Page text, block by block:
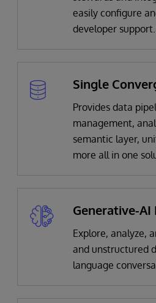
easily configure
developer support​.
Single
Provides data
management,
semantic layer,
more all in one
Generative-AI
Explore, analyze,
and unstructured
language